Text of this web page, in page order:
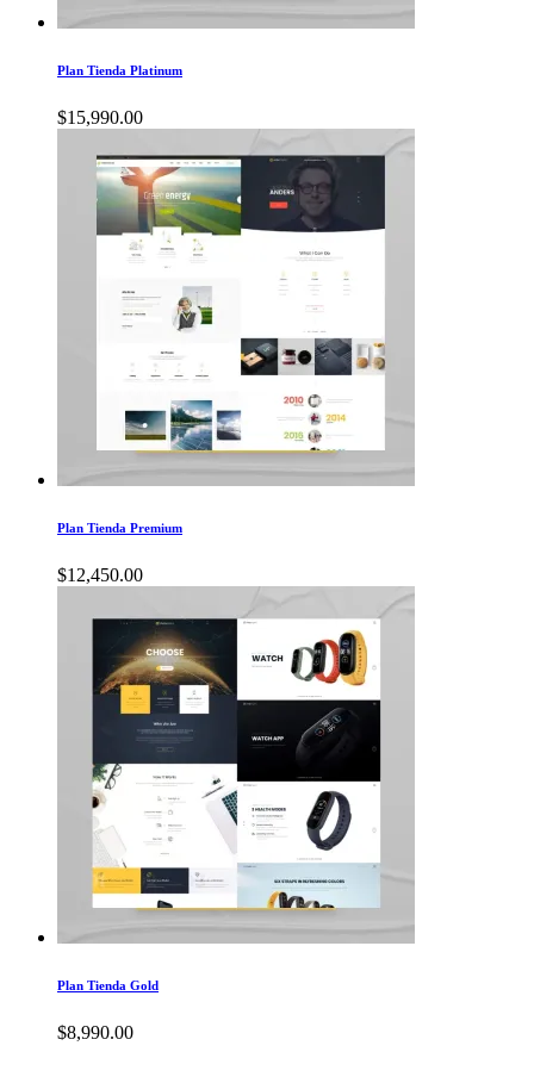
Plan Tienda Platinum
$15,990.00
Plan Tienda Premium
$12,450.00
Plan Tienda Gold
$8,990.00